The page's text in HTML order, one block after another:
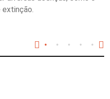
extinção.